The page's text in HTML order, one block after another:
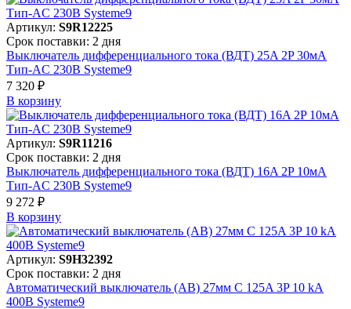
Артикул: S9R12225
Срок поставки: 2 дня
Выключатель дифференциального тока (ВДТ) 25A 2P 30мА
Тип-AC 230В Systeme9
7 320 ₽
В корзинy
Артикул: S9R11216
Срок поставки: 2 дня
Выключатель дифференциального тока (ВДТ) 16A 2P 10мА
Тип-AC 230В Systeme9
9 272 ₽
В корзинy
Артикул: S9H32392
Срок поставки: 2 дня
Автоматический выключатель (АВ) 27мм C 125A 3P 10 kA
400В Systeme9